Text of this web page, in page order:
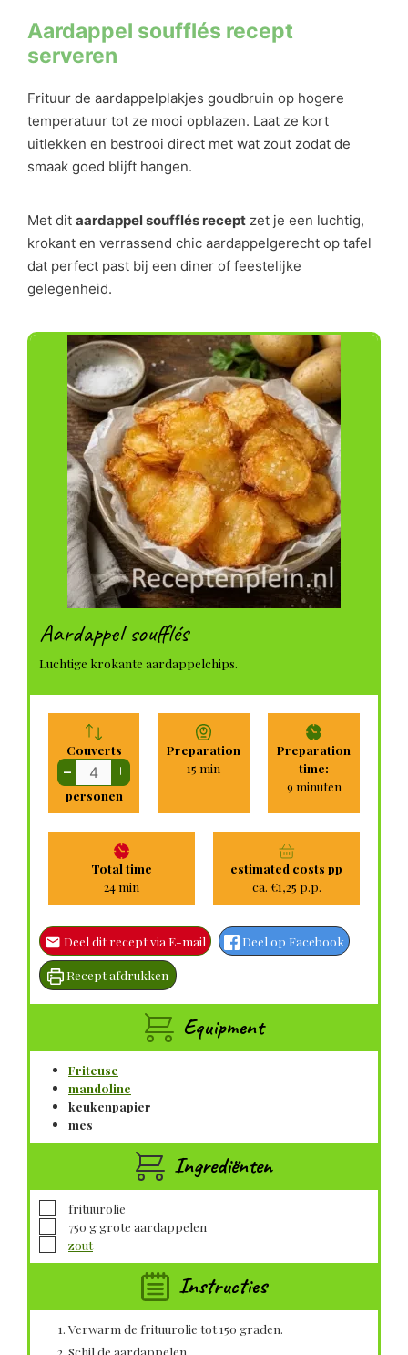
Aardappel soufflés recept
serveren
Frituur de aardappelplakjes goudbruin op hogere
temperatuur tot ze mooi opblazen. Laat ze kort
uitlekken en bestrooi direct met wat zout zodat de
smaak goed blijft hangen.
Met dit aardappel soufflés recept zet je een luchtig,
krokant en verrassend chic aardappelgerecht op tafel
dat perfect past bij een diner of feestelijke
gelegenheid.
Aardappel soufflés
Luchtige krokante aardappelchips.
Couverts
– +
personen
Preparation
15 minuten
min
Preparation
time:
9minuten
minuten
Total time
24minuten
min
estimated costs pp
ca. €1,25 p.p.
Deel dit recept via E-mail Deel op Facebook
Recept afdrukken
Equipment
Friteuse
mandoline
keukenpapier
mes
Ingrediënten
▢
frituurolie
▢
750 ggrote aardappelen
▢
zout
Instructies
Verwarm de frituurolie tot 150 graden.
Schil de aardappelen.